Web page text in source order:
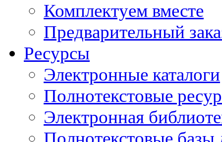
Комплектуем вместе
Предварительный
Ресурсы
Электронные каталоги
Полнотекстовые
Электронная